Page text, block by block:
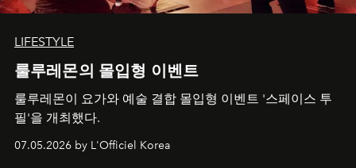
LIFESTYLE
룰루레몬의 몰입형 이벤트
룰루레몬이 요가와 예술 결합 몰입형 이벤트 '스페이스 투
필'을 개최했다.
07.05.2026 by L'Officiel Korea